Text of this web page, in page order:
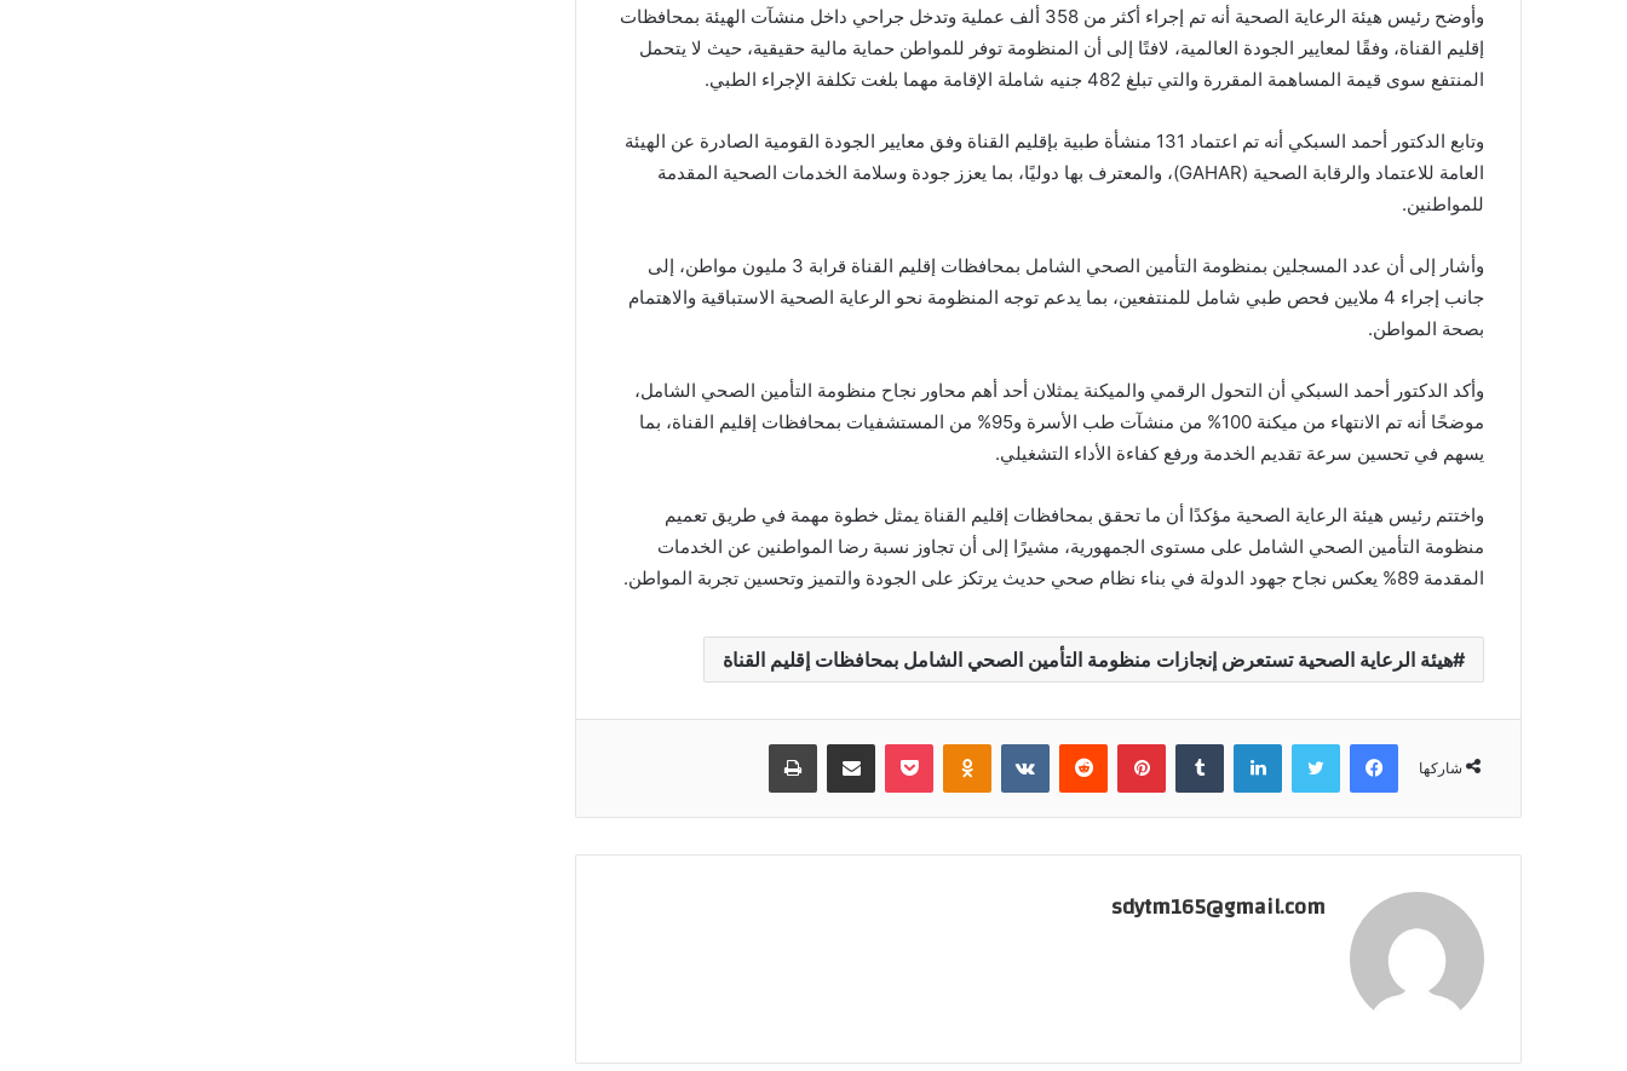
وأوضح رئيس هيئة الرعاية الصحية أنه تم إجراء أكثر من 358 ألف عملية وتدخل جراحي داخل منشآت الهيئة بمحافظات
إقليم القناة، وفقًا لمعايير الجودة العالمية، لافتًا إلى أن المنظومة توفر للمواطن حماية مالية حقيقية، حيث لا يتحمل
المنتفع سوى قيمة المساهمة المقررة والتي تبلغ 482 جنيه شاملة الإقامة مهما بلغت تكلفة الإجراء الطبي.
وتابع الدكتور أحمد السبكي أنه تم اعتماد 131 منشأة طبية بإقليم القناة وفق معايير الجودة القومية الصادرة عن الهيئة
العامة للاعتماد والرقابة الصحية (GAHAR)، والمعترف بها دوليًا، بما يعزز جودة وسلامة الخدمات الصحية المقدمة
للمواطنين.
وأشار إلى أن عدد المسجلين بمنظومة التأمين الصحي الشامل بمحافظات إقليم القناة قرابة 3 مليون مواطن، إلى
جانب إجراء 4 ملايين فحص طبي شامل للمنتفعين، بما يدعم توجه المنظومة نحو الرعاية الصحية الاستباقية والاهتمام
بصحة المواطن.
وأكد الدكتور أحمد السبكي أن التحول الرقمي والميكنة يمثلان أحد أهم محاور نجاح منظومة التأمين الصحي الشامل،
موضحًا أنه تم الانتهاء من ميكنة 100% من منشآت طب الأسرة و95% من المستشفيات بمحافظات إقليم القناة، بما
يسهم في تحسين سرعة تقديم الخدمة ورفع كفاءة الأداء التشغيلي.
واختتم رئيس هيئة الرعاية الصحية مؤكدًا أن ما تحقق بمحافظات إقليم القناة يمثل خطوة مهمة في طريق تعميم
منظومة التأمين الصحي الشامل على مستوى الجمهورية، مشيرًا إلى أن تجاوز نسبة رضا المواطنين عن الخدمات
المقدمة 89% يعكس نجاح جهود الدولة في بناء نظام صحي حديث يرتكز على الجودة والتميز وتحسين تجربة المواطن.
هيئة الرعاية الصحية تستعرض إنجازات منظومة التأمين الصحي الشامل بمحافظات إقليم القناة
شاركها
فيسبوك تويتر لينكدإن بينتيريست Odnoklassniki
بوكيت مشاركة عبر البريد طباعة
sdytm165@gmail.com